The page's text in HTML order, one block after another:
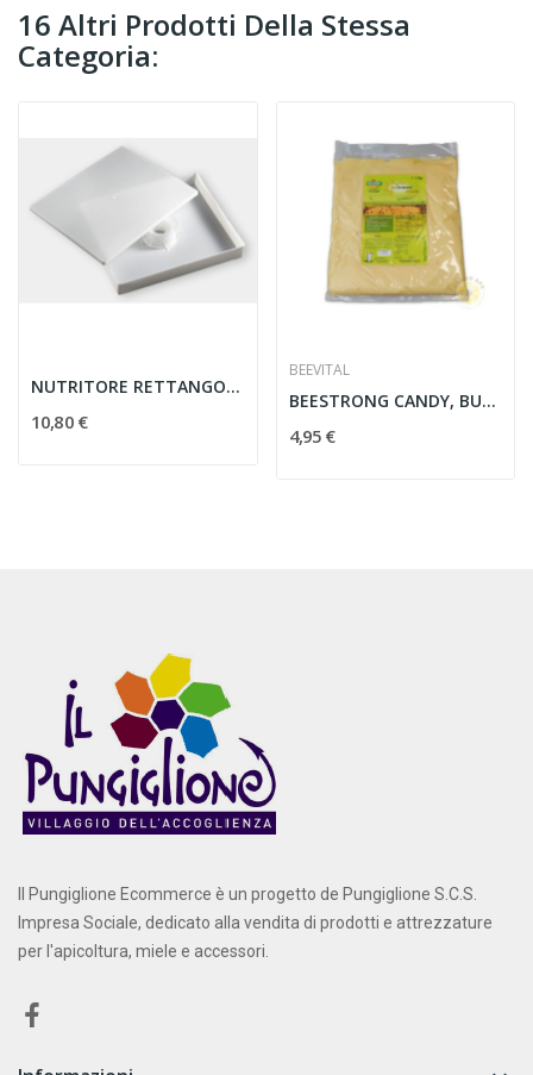
16 Altri Prodotti Della Stessa
Categoria:
NUTRITORE RETTANGOLARE ' JUMBO '
10,80 €
BEEVITAL
BEESTRONG CANDY, BUSTA DA 1 KG.
4,95 €
Il Pungiglione Ecommerce è un progetto de Pungiglione S.C.S.
Impresa Sociale, dedicato alla vendita di prodotti e attrezzature
per l'apicoltura, miele e accessori.